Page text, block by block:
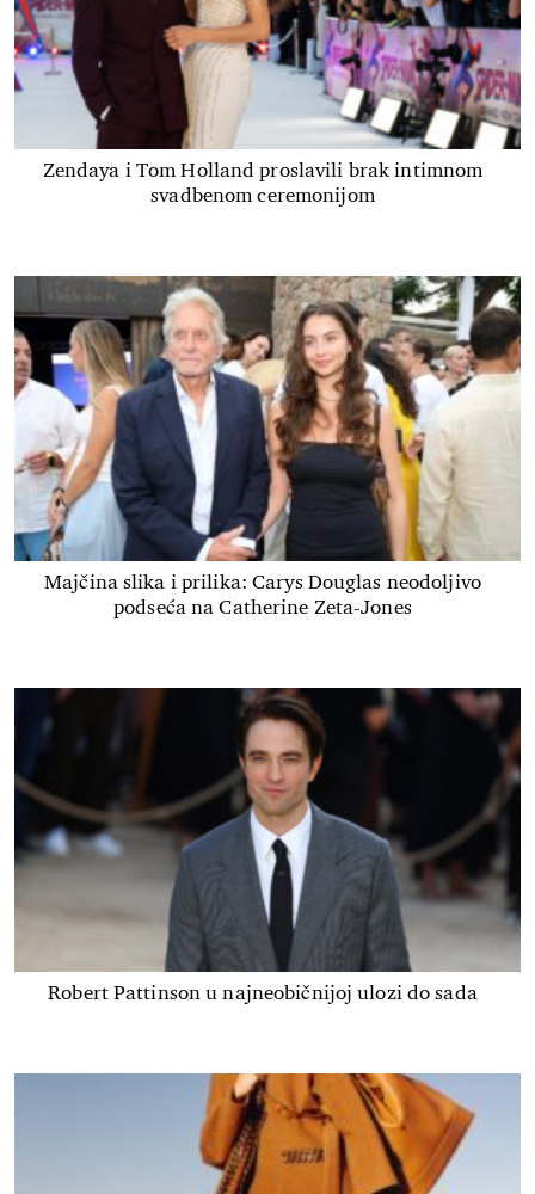
Zendaya i Tom Holland proslavili brak intimnom
svadbenom ceremonijom
Majčina slika i prilika: Carys Douglas neodoljivo
podseća na Catherine Zeta-Jones
Robert Pattinson u najneobičnijoj ulozi do sada